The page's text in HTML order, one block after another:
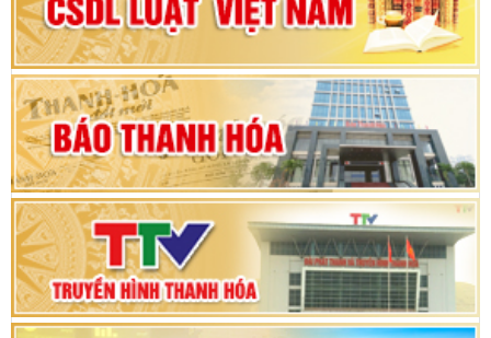
nhiệm kỳ 2025 - 2030
Khai mạc Kỳ họp bất thường lần thứ 9, Quốc
hội khóa XV
Phiên thảo luận Kỳ họp thứ 24, HĐND tỉnh
Thanh Hóa khóa XVIII, nhiệm kỳ 2021 - 2026
Bế mạc Kỳ họp thứ hai bốn, Hội đồng nhân dân
tỉnh khoá XVIII